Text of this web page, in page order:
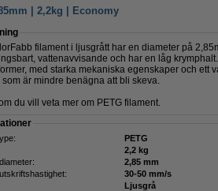
| 2,2kg | Economy
filament i ljusgrått har en diameter på
vattenavvisande och har en låg
med starka mekaniska egenskaper och ett
som är mindre benägna att bli skeva.
du vill veta mer om PETG filament.
PETG
2,2 kg
2,85 mm
30-50 mm/s
Ljusgrå